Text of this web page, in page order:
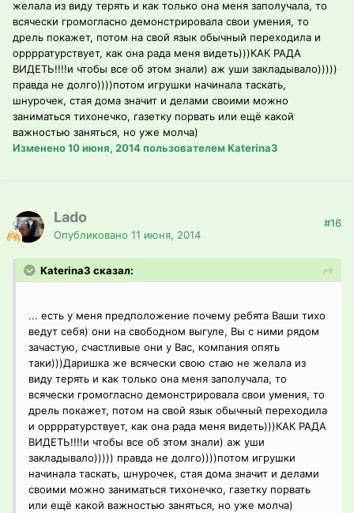
желала из виду терять и как только она меня заполучала, то
всячески громогласно демонстрировала свои умения, то
дрель покажет, потом на свой язык обычный переходила и
орррратурствует, как она рада меня видеть)))КАК РАДА
ВИДЕТЬ!!!!и чтобы все об этом знали) аж уши закладывало)))))
правда не долго))))потом игрушки начинала таскать,
шнурочек, стая дома значит и делами своими можно
заниматься тихонечко, газетку порвать или ещё какой
важностью заняться, но уже молча)
Изменено10 июня, 2014пользователем Katerina3
Lado
Опубликовано 11 июня, 2014
#16
Katerina3 сказал:
... есть у меня предположение почему ребята Ваши тихо
ведут себя) они на свободном выгуле, Вы с ними рядом
зачастую, счастливые они у Вас, компания опять
таки)))Даришка же всячески свою стаю не желала из
виду терять и как только она меня заполучала, то
всячески громогласно демонстрировала свои умения, то
дрель покажет, потом на свой язык обычный переходила
и орррратурствует, как она рада меня видеть)))КАК РАДА
ВИДЕТЬ!!!!и чтобы все об этом знали) аж уши
закладывало))))) правда не долго))))потом игрушки
начинала таскать, шнурочек, стая дома значит и делами
своими можно заниматься тихонечко, газетку порвать
или ещё какой важностью заняться, но уже молча)